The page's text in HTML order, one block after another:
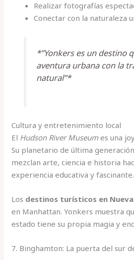
Realizar fotografías
Conectar con la naturaleza
*”Yonkers es un destino
aventura urbana con la
natural”*
Cultura y entretenimiento local
El Hudson River Museumes una
Su planetario de última
mezclan arte, ciencia e historia
experiencia educativa y fascinante.
Los destinos turísticos en
en Manhattan. Yonkers muestra
estado tiene su propia magia y
7. Binghamton: La puerta del sur